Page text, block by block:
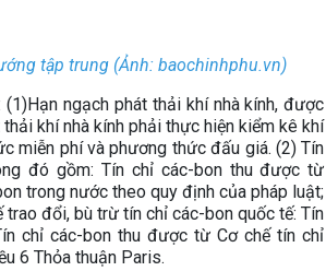
tập trung (Ảnh: baochinhphu.vn)
ngạch phát thải khí nhà kính, được
khí nhà kính phải thực hiện kiểm kê khí
miễn phí và phương thức đấu giá. (2) Tín
đó gồm: Tín chỉ các-bon thu được từ
trong nước theo quy định của pháp luật;
đổi, bù trừ tín chỉ các-bon quốc tế: Tín
chỉ các-bon thu được từ Cơ chế tín chỉ
6 Thỏa thuận Paris.